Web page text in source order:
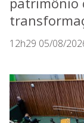
12h29 05/08/